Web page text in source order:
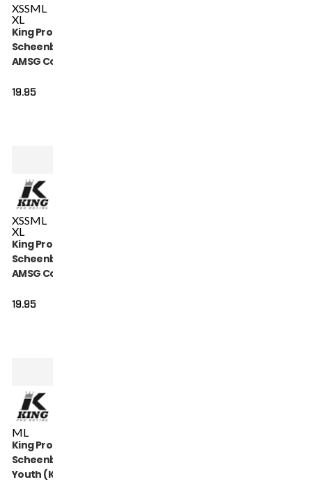
XSSML
XL
King Pro Boxing
Scheenbeschermers
AMSG Cotton (KPB
19.95
XSSML
XL
King Pro Boxing
Scheenbeschermers
AMSG Cotton (KPB
19.95
ML
King Pro Boxing
Scheenbeschermers
Youth (KPB SG